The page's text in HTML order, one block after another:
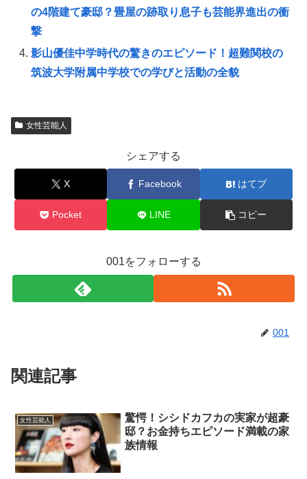
の4階建て豪邸？畳屋の跡取り息子も芸能界進出の衝
撃
影山優佳中学時代の驚きのエピソード！超難関校の
筑波大学附属中学校での学びと活動の全貌
女性芸能人
シェアする
X Facebook はてブ
Pocket LINE コピー
001をフォローする
001
関連記事
女性芸能人
驚愕！シシドカフカの実家が超豪
邸？お金持ちエピソード満載の家
族情報